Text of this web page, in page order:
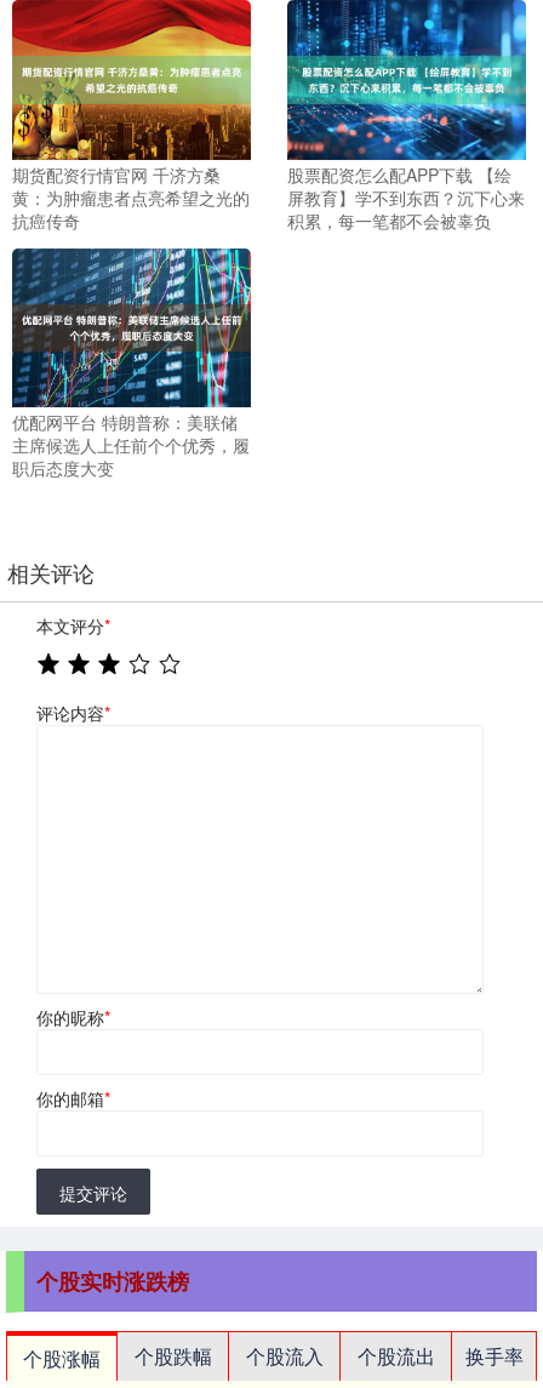
期货配资行情官网 千济方桑
黄：为肿瘤患者点亮希望之光的
抗癌传奇
股票配资怎么配APP下载 【绘
屏教育】学不到东西？沉下心来
积累，每一笔都不会被辜负
优配网平台 特朗普称：美联储
主席候选人上任前个个优秀，履
职后态度大变
相关评论
本文评分*
评论内容*
你的昵称*
你的邮箱*
提交评论
个股实时涨跌榜
个股涨幅 个股跌幅 个股流入 个股流出
换手率